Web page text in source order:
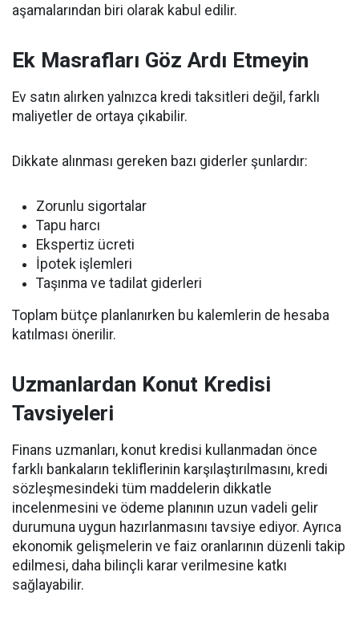
aşamalarından biri olarak kabul edilir.
Ek Masrafları Göz Ardı Etmeyin
Ev satın alırken yalnızca kredi taksitleri değil, farklı
maliyetler de ortaya çıkabilir.
Dikkate alınması gereken bazı giderler şunlardır:
Zorunlu sigortalar
Tapu harcı
Ekspertiz ücreti
İpotek işlemleri
Taşınma ve tadilat giderleri
Toplam bütçe planlanırken bu kalemlerin de hesaba
katılması önerilir.
Uzmanlardan Konut Kredisi
Tavsiyeleri
Finans uzmanları, konut kredisi kullanmadan önce
farklı bankaların tekliflerinin karşılaştırılmasını, kredi
sözleşmesindeki tüm maddelerin dikkatle
incelenmesini ve ödeme planının uzun vadeli gelir
durumuna uygun hazırlanmasını tavsiye ediyor. Ayrıca
ekonomik gelişmelerin ve faiz oranlarının düzenli takip
edilmesi, daha bilinçli karar verilmesine katkı
sağlayabilir.